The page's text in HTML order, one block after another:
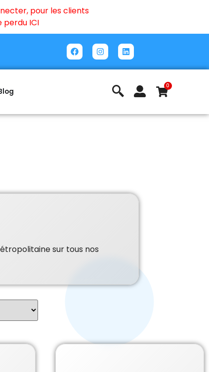
pour les clients
perdu ICI
0
sur tous nos